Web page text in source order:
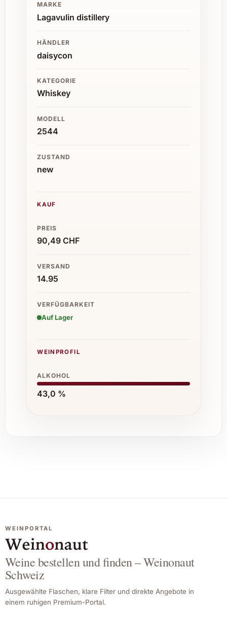
MARKE
Lagavulin distillery
HÄNDLER
daisycon
KATEGORIE
Whiskey
MODELL
2544
ZUSTAND
new
KAUF
PREIS
90,49 CHF
VERSAND
14.95
VERFÜGBARKEIT
Auf Lager
WEINPROFIL
ALKOHOL
43,0 %
WEINPORTAL
Weine bestellen und finden – Weinonaut
Schweiz
Ausgewählte Flaschen, klare Filter und direkte Angebote in
einem ruhigen Premium-Portal.